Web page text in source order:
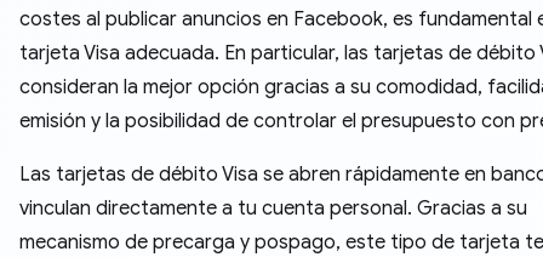
costes al publicar anuncios en Facebook, es fundamental
tarjeta Visa adecuada. En particular, las tarjetas de débito
consideran la mejor opción gracias a su comodidad,
emisión y la posibilidad de controlar el presupuesto con
Las tarjetas de débito Visa se abren rápidamente en
vinculan directamente a tu cuenta personal. Gracias a su
mecanismo de precarga y pospago, este tipo de tarjeta